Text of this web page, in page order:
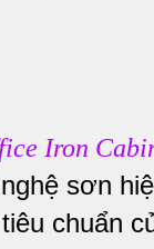
Iron
sơn
chuẩn